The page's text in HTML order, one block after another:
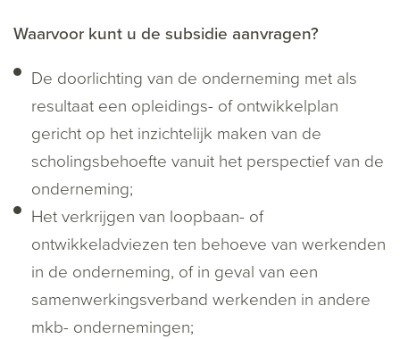
Waarvoor kunt u de subsidie aanvragen?
De doorlichting van de onderneming met als
resultaat een opleidings- of ontwikkelplan
gericht op het inzichtelijk maken van de
scholingsbehoefte vanuit het perspectief van de
onderneming;
Het verkrijgen van loopbaan- of
ontwikkeladviezen ten behoeve van werkenden
in de onderneming, of in geval van een
samenwerkingsverband werkenden in andere
mkb- ondernemingen;